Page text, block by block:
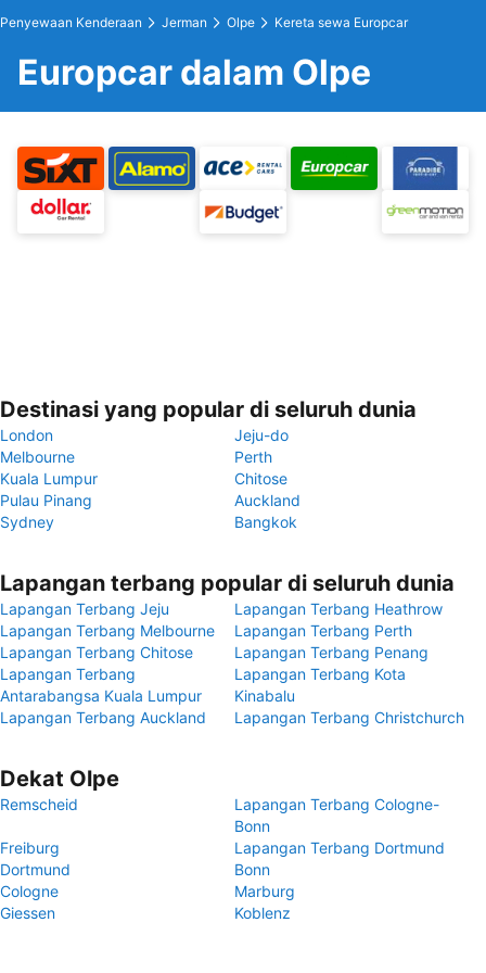
Penyewaan Kenderaan Jerman Olpe Kereta sewa Europcar
Europcar dalam Olpe
Destinasi yang popular di seluruh dunia
London
Jeju-do
Melbourne
Perth
Kuala Lumpur
Chitose
Pulau Pinang
Auckland
Sydney
Bangkok
Lapangan terbang popular di seluruh dunia
Lapangan Terbang Jeju
Lapangan Terbang Heathrow
Lapangan Terbang Melbourne
Lapangan Terbang Perth
Lapangan Terbang Chitose
Lapangan Terbang Penang
Lapangan Terbang
Antarabangsa Kuala Lumpur
Lapangan Terbang Kota
Kinabalu
Lapangan Terbang Auckland
Lapangan Terbang Christchurch
Dekat Olpe
Remscheid
Lapangan Terbang Cologne-
Bonn
Freiburg
Lapangan Terbang Dortmund
Dortmund
Bonn
Cologne
Marburg
Giessen
Koblenz